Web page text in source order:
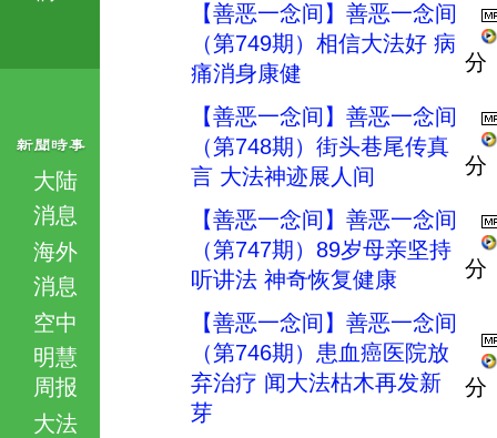
大陆
消息
海外
消息
空中
明慧
周报
大法
【善恶一念间】善恶一念间
（第749期）相信大法好 病
痛消身康健
分
【善恶一念间】善恶一念间
（第748期）街头巷尾传真
言 大法神迹展人间
分
【善恶一念间】善恶一念间
（第747期）89岁母亲坚持
听讲法 神奇恢复健康
分
【善恶一念间】善恶一念间
（第746期）患血癌医院放
弃治疗 闻大法枯木再发新
芽
分